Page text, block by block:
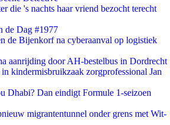
die 's nachts haar vriend bezocht terecht
de Dag #1977
de Bijenkorf na cyberaanval op logistiek
aanrijding door AH-bestelbus in Dordrecht
kindermisbruikzaak zorgprofessional Jan
Dhabi? Dan eindigt Formule 1-seizoen
migrantentunnel onder grens met Wit-